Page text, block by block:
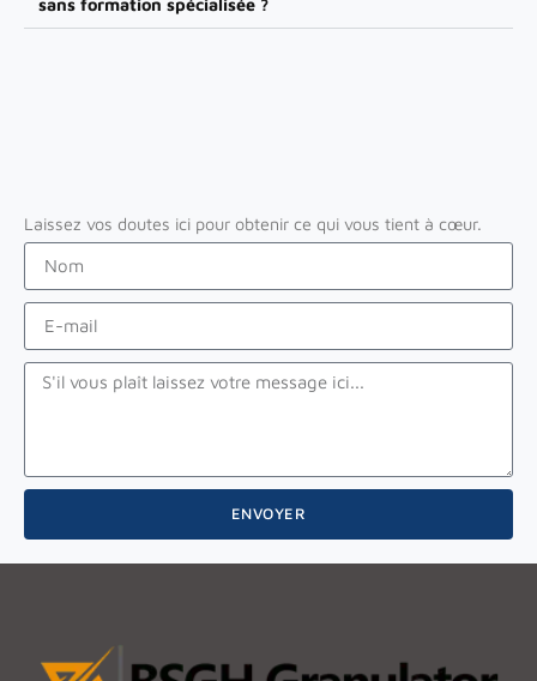
Laissez vos doutes ici pour obtenir ce qui vous tient à cœur.
ENVOYER